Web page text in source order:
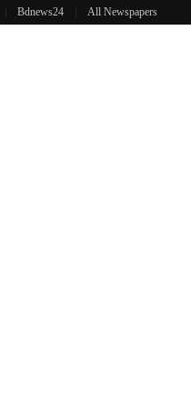
Bdnews24 All Newspapers